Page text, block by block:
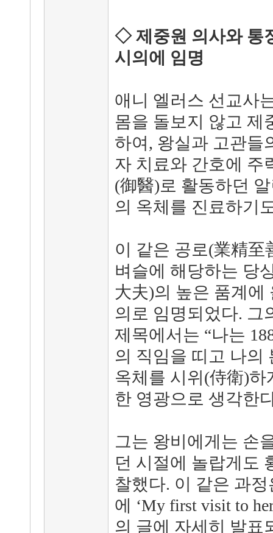
◇ 제중원 의사와 통
시의에 임명
애니 엘러스 선교사
몸을 돌보지 않고 제
하여, 왕실과 고관들
자 치료와 간호에 주
(御醫)로 활동하던
의 옥체를 진료하기
이 같은 공로(業精至
벼슬에 해당하는 당
大夫)의 높은 품계에
의로 임명되었다. 그
제목에서는 “나는
의 직임을 띠고 나의
옥체를 시위(侍衛)
한 영광으로 생각한
그는 왕비에게는 손
던 시절에 놀랍게도
찰했다. 이 같은 과
에 ‘My first visit to
의 글에 자세히 발표